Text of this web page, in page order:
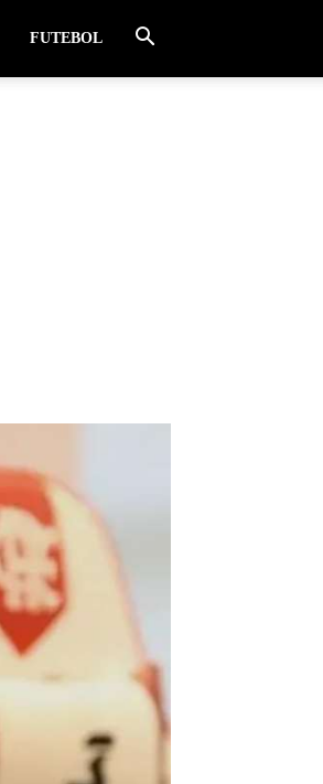
FUTEBOL